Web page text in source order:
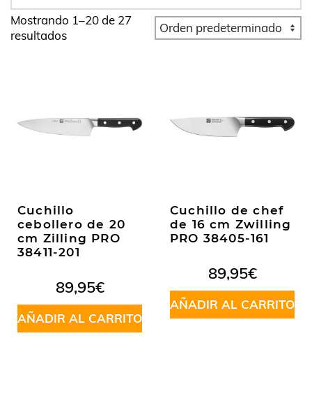
Mostrando 1–20 de 27
resultados
Cuchillo
cebollero de 20
cm Zilling PRO
38411-201
89,95€
AÑADIR AL CARRITO
Cuchillo de chef
de 16 cm Zwilling
PRO 38405-161
89,95€
AÑADIR AL CARRITO